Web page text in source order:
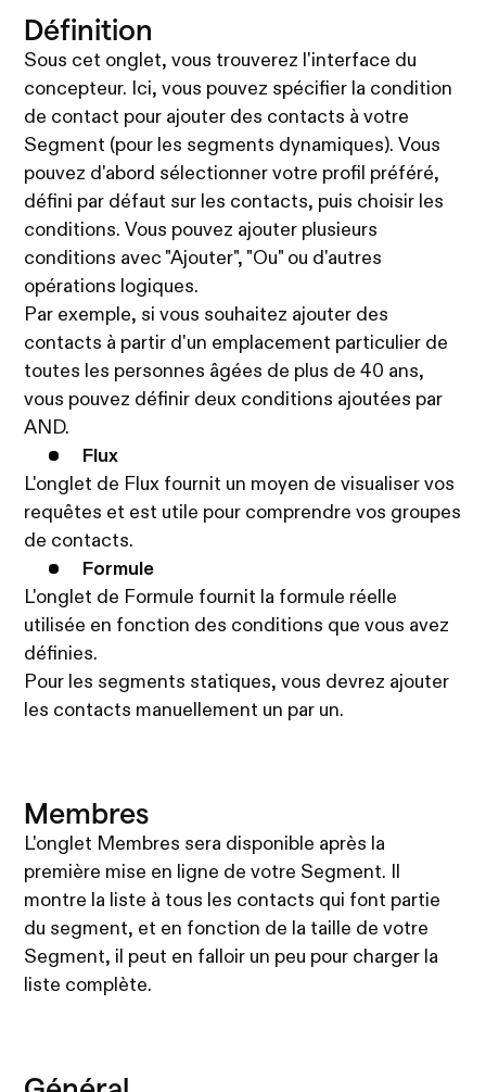
Définition
Sous cet onglet, vous trouverez l'interface du
concepteur. Ici, vous pouvez spécifier la condition
de contact pour ajouter des contacts à votre
Segment (pour les segments dynamiques). Vous
pouvez d'abord sélectionner votre profil préféré,
défini par défaut sur les contacts, puis choisir les
conditions. Vous pouvez ajouter plusieurs
conditions avec "Ajouter", "Ou" ou d'autres
opérations logiques.
Par exemple, si vous souhaitez ajouter des
contacts à partir d'un emplacement particulier de
toutes les personnes âgées de plus de 40 ans,
vous pouvez définir deux conditions ajoutées par
AND.
Flux
L'onglet de Flux fournit un moyen de visualiser vos
requêtes et est utile pour comprendre vos groupes
de contacts.
Formule
L'onglet de Formule fournit la formule réelle
utilisée en fonction des conditions que vous avez
définies.
Pour les segments statiques, vous devrez ajouter
les contacts manuellement un par un.
Membres
L'onglet Membres sera disponible après la
première mise en ligne de votre Segment. Il
montre la liste à tous les contacts qui font partie
du segment, et en fonction de la taille de votre
Segment, il peut en falloir un peu pour charger la
liste complète.